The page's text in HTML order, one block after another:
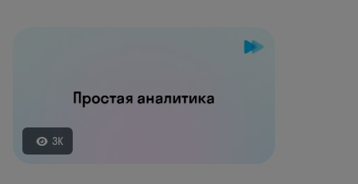
3K